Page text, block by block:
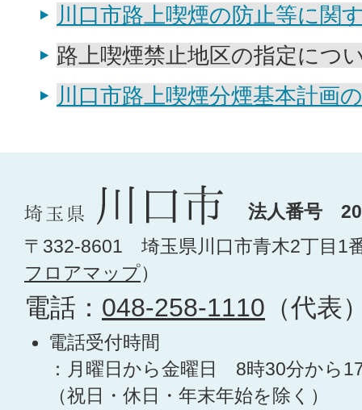
川口市路上喫煙の防止等に関
路上喫煙禁止地区の指定につ
川口市路上喫煙分煙基本計画
法人番号
〒332-8601 埼玉県川口市青木2丁目1
フロアマップ）
電話： 048-258-1110 （代表
電話受付時間
：月曜日から金曜日 8時30分から
（祝日・休日・年末年始を除く）